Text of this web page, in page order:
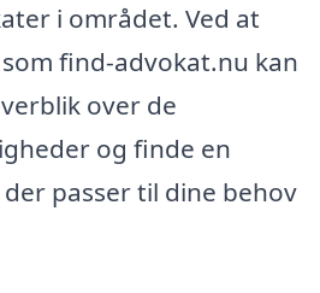
i området. Ved at
find-advokat.nu kan
over de
og finde en
passer til dine behov